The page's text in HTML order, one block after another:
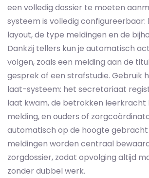
een volledig dossier te moeten
systeem is volledig configureerbaar:
layout, de type meldingen en de
Dankzij tellers kun je automatisch
volgen, zoals een melding aan de
gesprek of een strafstudie. Gebruik
laat-systeem: het secretariaat
laat kwam, de betrokken leerkracht
melding, en ouders of
automatisch op de hoogte gebracht
meldingen worden centraal
zorgdossier, zodat opvolging altijd
zonder dubbel werk.